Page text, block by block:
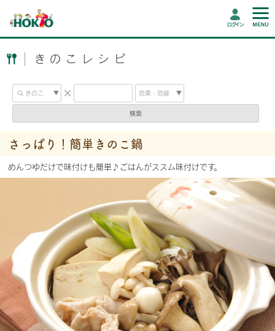
ログイン
きのこレシピ
検索
さっぱり！簡単きのこ鍋
めんつゆだけで味付けも簡単♪ごはんがススム味付けです。